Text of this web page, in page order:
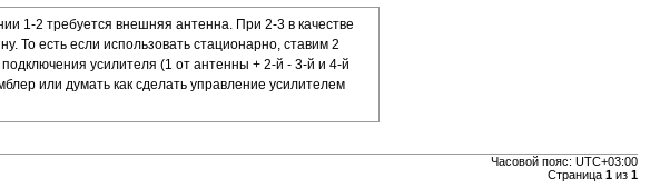
1-2 требуется внешняя антенна. При 2-3 в качестве
То есть если использовать стационарно, ставим 2
усилителя (1 от антенны + 2-й - 3-й и 4-й
или думать как сделать управление усилителем
Часовой пояс: UTC+03:00
Страница 1из 1